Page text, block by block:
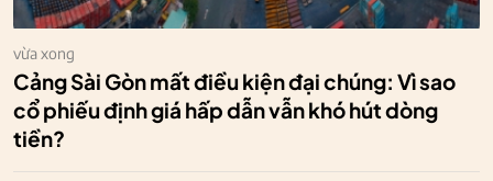
vừa xong
Cảng Sài Gòn mất điều kiện đại chúng: Vì sao
cổ phiếu định giá hấp dẫn vẫn khó hút dòng
tiền?